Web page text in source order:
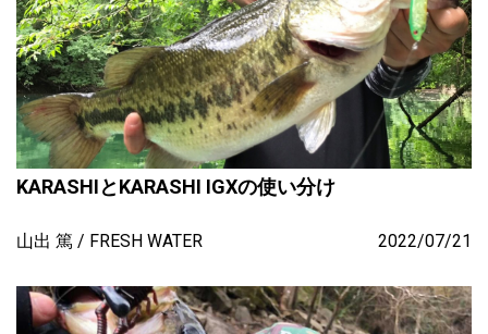
KARASHIとKARASHI IGXの使い分け
山出 篤 FRESH WATER 2022/07/21